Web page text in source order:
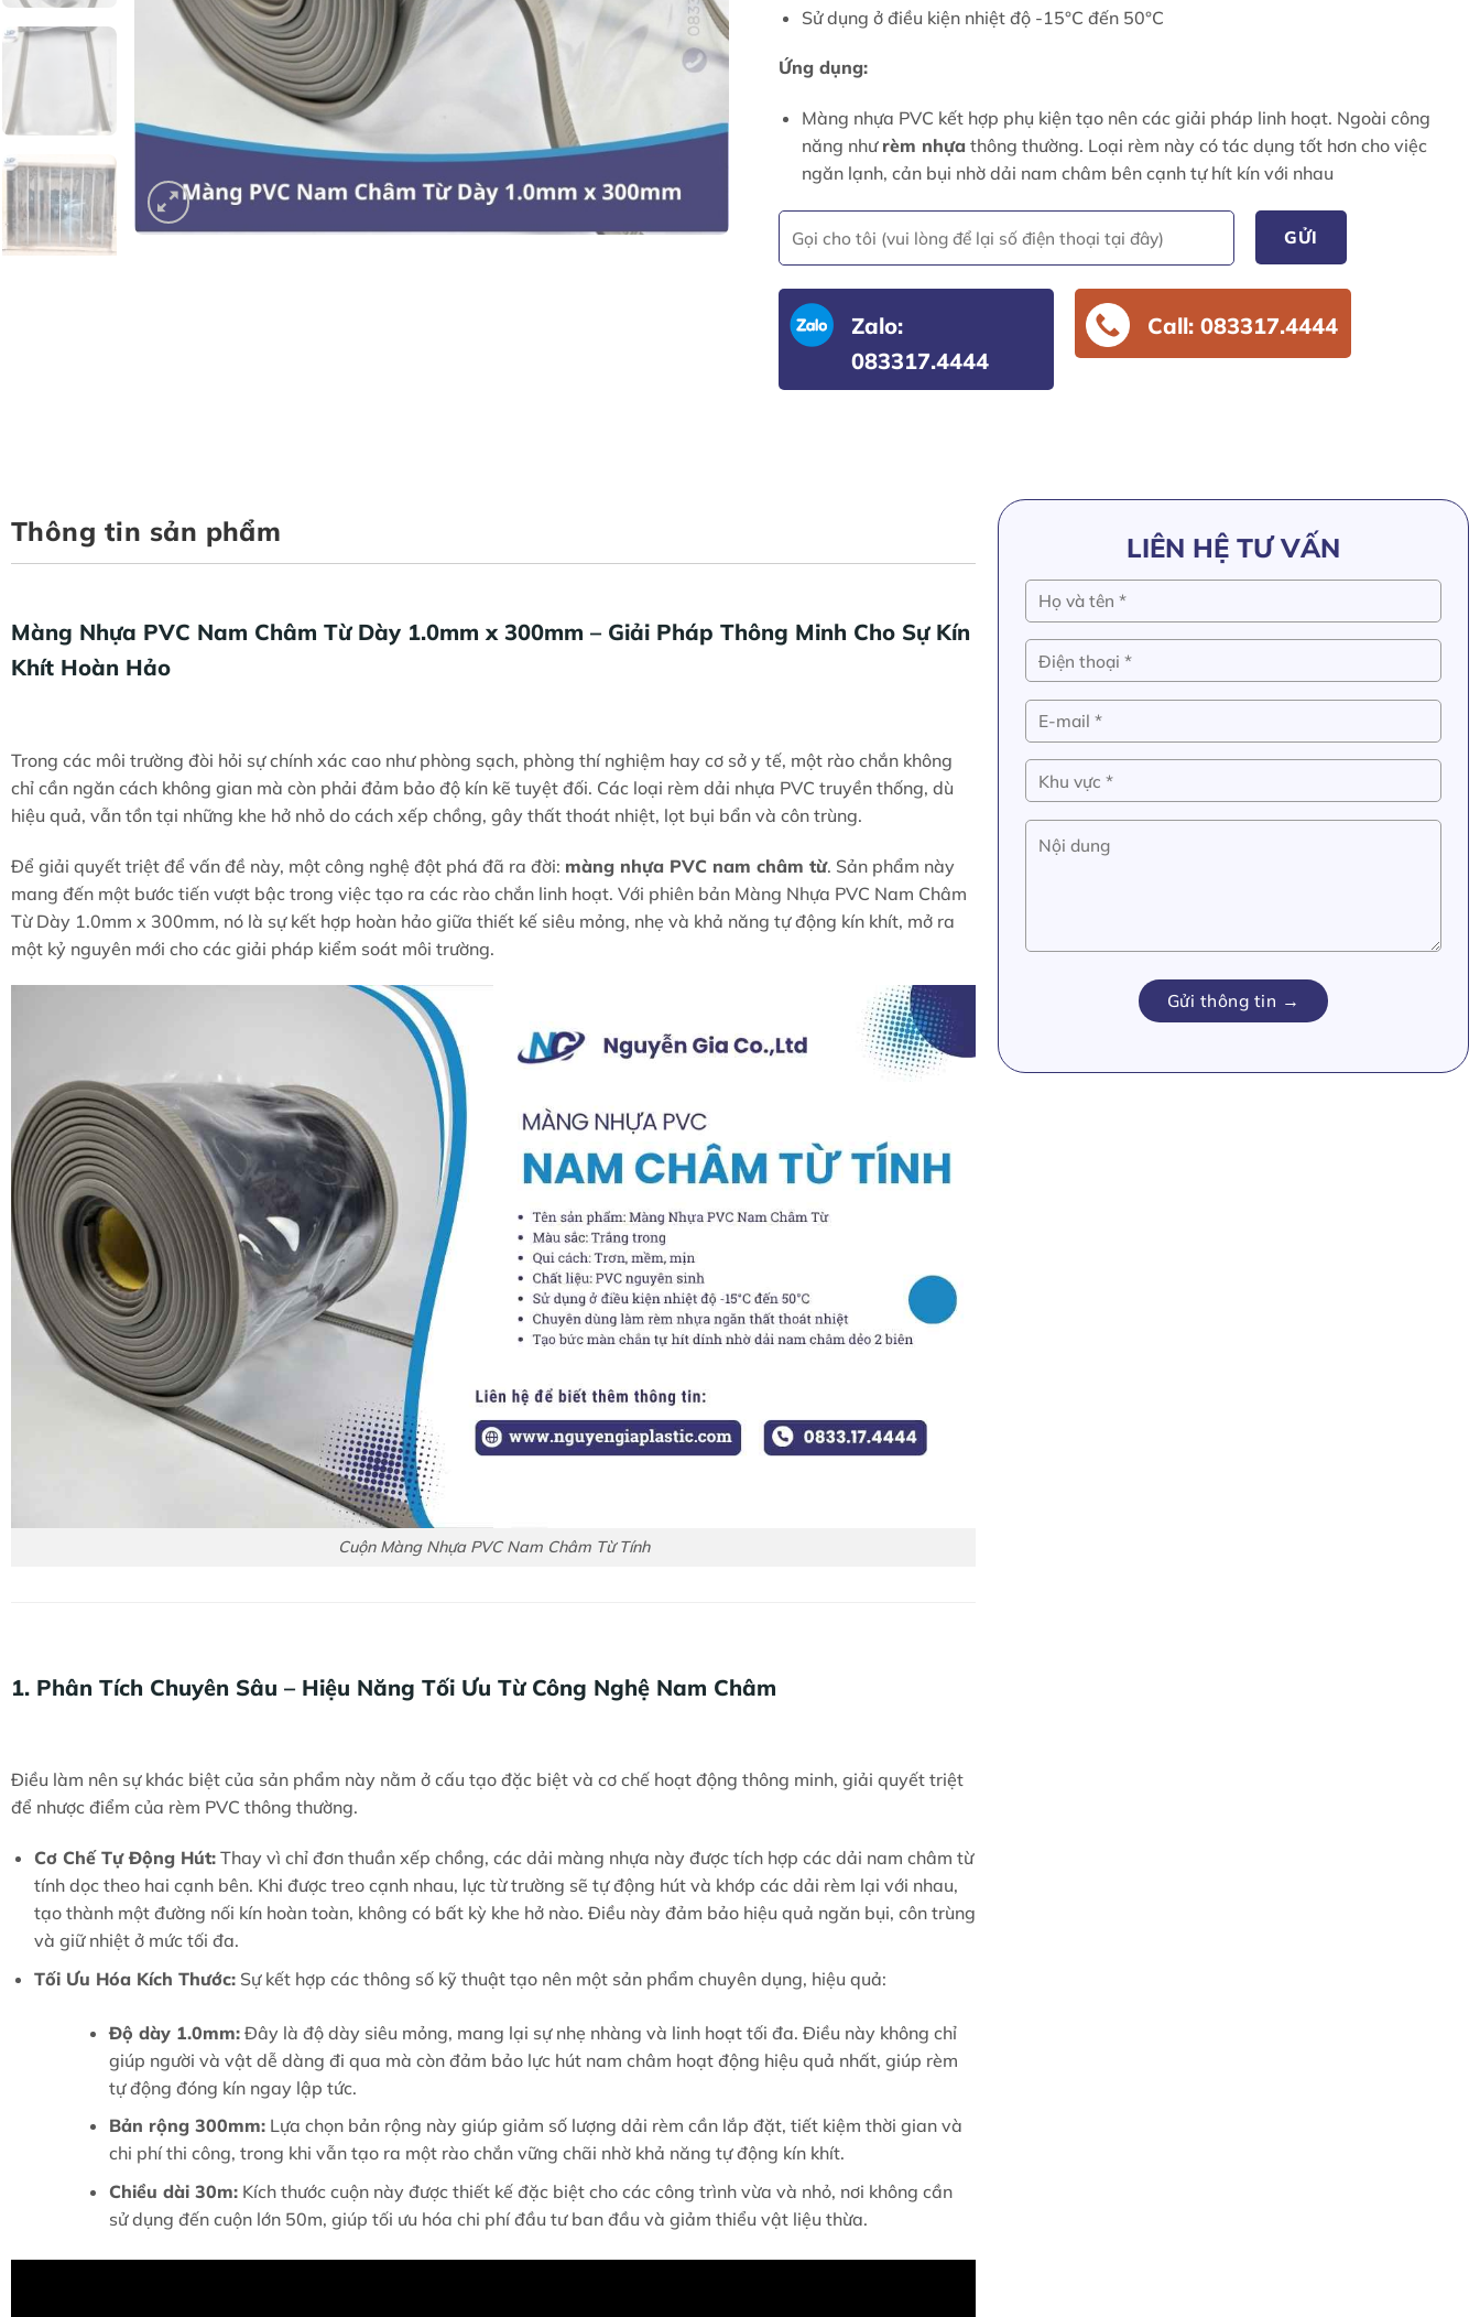
Sử dụng ở điều kiện nhiệt độ -15°C đến 50°C
Ứng dụng:
Màng nhựa PVC kết hợp phụ kiện tạo nên các giải pháp linh hoạt. Ngoài công
năng như rèm nhựathông thường. Loại rèm này có tác dụng tốt hơn cho việc
ngăn lạnh, cản bụi nhờ dải nam châm bên cạnh tự hít kín với nhau
Zalo:
083317.4444
Call: 083317.4444
Thông tin sản phẩm
Màng Nhựa PVC Nam Châm Từ Dày 1.0mm x 300mm – Giải Pháp Thông Minh Cho Sự Kín
Khít Hoàn Hảo
Trong các môi trường đòi hỏi sự chính xác cao như phòng sạch, phòng thí nghiệm hay cơ sở y tế, một rào chắn không
chỉ cần ngăn cách không gian mà còn phải đảm bảo độ kín kẽ tuyệt đối. Các loại rèm dải nhựa PVC truyền thống, dù
hiệu quả, vẫn tồn tại những khe hở nhỏ do cách xếp chồng, gây thất thoát nhiệt, lọt bụi bẩn và côn trùng.
Để giải quyết triệt để vấn đề này, một công nghệ đột phá đã ra đời: màng nhựa PVC nam châm từ. Sản phẩm này
mang đến một bước tiến vượt bậc trong việc tạo ra các rào chắn linh hoạt. Với phiên bản Màng Nhựa PVC Nam Châm
Từ Dày 1.0mm x 300mm, nó là sự kết hợp hoàn hảo giữa thiết kế siêu mỏng, nhẹ và khả năng tự động kín khít, mở ra
một kỷ nguyên mới cho các giải pháp kiểm soát môi trường.
Cuộn Màng Nhựa PVC Nam Châm Từ Tính
1. Phân Tích Chuyên Sâu – Hiệu Năng Tối Ưu Từ Công Nghệ Nam Châm
Điều làm nên sự khác biệt của sản phẩm này nằm ở cấu tạo đặc biệt và cơ chế hoạt động thông minh, giải quyết triệt
để nhược điểm của rèm PVC thông thường.
Cơ Chế Tự Động Hút:Thay vì chỉ đơn thuần xếp chồng, các dải màng nhựa này được tích hợp các dải nam châm từ
tính dọc theo hai cạnh bên. Khi được treo cạnh nhau, lực từ trường sẽ tự động hút và khớp các dải rèm lại với nhau,
tạo thành một đường nối kín hoàn toàn, không có bất kỳ khe hở nào. Điều này đảm bảo hiệu quả ngăn bụi, côn trùng
và giữ nhiệt ở mức tối đa.
Tối Ưu Hóa Kích Thước:Sự kết hợp các thông số kỹ thuật tạo nên một sản phẩm chuyên dụng, hiệu quả:
Độ dày 1.0mm: Đây là độ dày siêu mỏng, mang lại sự nhẹ nhàng và linh hoạt tối đa. Điều này không chỉ
giúp người và vật dễ dàng đi qua mà còn đảm bảo lực hút nam châm hoạt động hiệu quả nhất, giúp rèm
tự động đóng kín ngay lập tức.
Bản rộng 300mm: Lựa chọn bản rộng này giúp giảm số lượng dải rèm cần lắp đặt, tiết kiệm thời gian và
chi phí thi công, trong khi vẫn tạo ra một rào chắn vững chãi nhờ khả năng tự động kín khít.
Chiều dài 30m: Kích thước cuộn này được thiết kế đặc biệt cho các công trình vừa và nhỏ, nơi không cần
sử dụng đến cuộn lớn 50m, giúp tối ưu hóa chi phí đầu tư ban đầu và giảm thiểu vật liệu thừa.
LIÊN HỆ TƯ VẤN